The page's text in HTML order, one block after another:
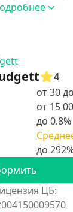
Украины
Казахстана
4
от 30
до 0.8%
ЦБ: